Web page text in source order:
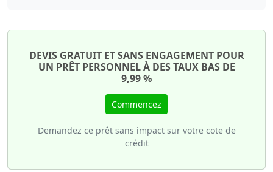
DEVIS GRATUIT ET SANS ENGAGEMENT POUR
UN PRÊT PERSONNEL À DES TAUX BAS DE
9,99 %
Commencez
Demandez ce prêt sans impact sur votre cote de
crédit